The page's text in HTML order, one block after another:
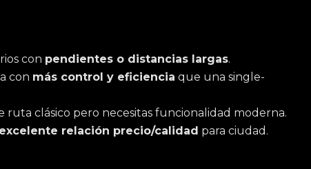
con pendientes o distancias largas.
con más control y eficiencia que una single-
ruta clásico pero necesitas funcionalidad moderna.
excelente relación precio/calidad para ciudad.